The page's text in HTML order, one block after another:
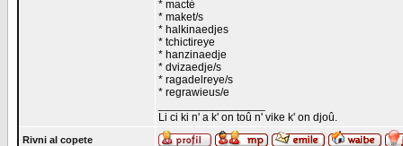
* macté
* maket/s
* halkinaedjes
* tchictireye
* hanzinaedje
* dvizaedje/s
* ragadelreye/s
* regrawieus/e
Li ci ki n' a k' on toû n' vike k' on djoû.
Rivni al copete